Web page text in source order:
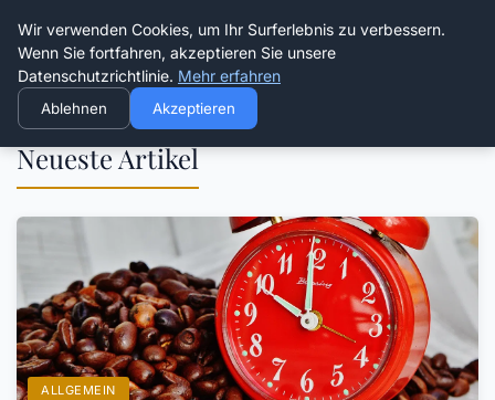
Die Schnitter
Neueste Artikel
ALLGEMEIN
Wir verwenden Cookies, um Ihr Surferlebnis zu verbessern.
Wenn Sie fortfahren, akzeptieren Sie unsere
Datenschutzrichtlinie. Mehr erfahren
Ablehnen Akzeptieren